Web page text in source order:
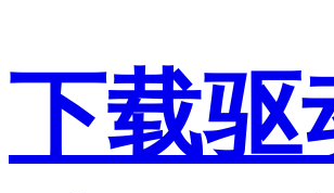
下载驱